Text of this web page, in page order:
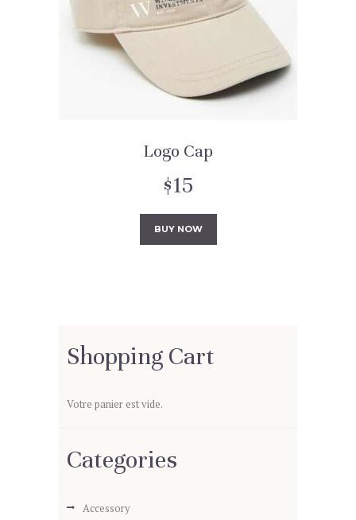
Logo Cap
$15
BUY NOW
Shopping Cart
Votre panier est vide.
Categories
Accessory